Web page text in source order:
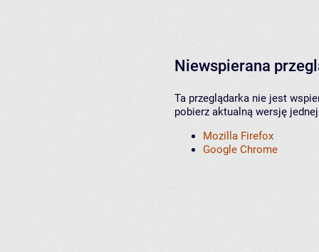
Niewspierana
Ta przeglądarka nie jest
pobierz aktualną wersję
Mozilla Firefox
Google Chrome